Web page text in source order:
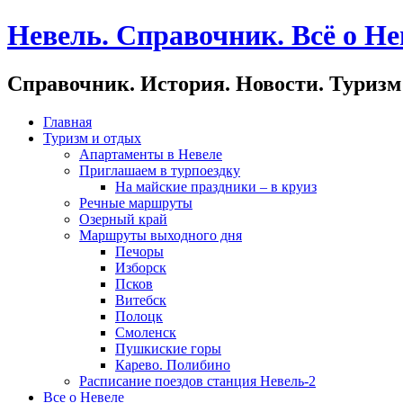
Невель. Справочник. Всё о
Справочник. История. Новости. Туризм
Главная
Туризм и отдых
Апартаменты в Невеле
Приглашаем в турпоездку
На майские праздники – в круиз
Речные маршруты
Озерный край
Маршруты выходного дня
Печоры
Изборск
Псков
Витебск
Полоцк
Смоленск
Пушкиские горы
Карево. Полибино
Расписание поездов станция Невель-2
Все о Невеле